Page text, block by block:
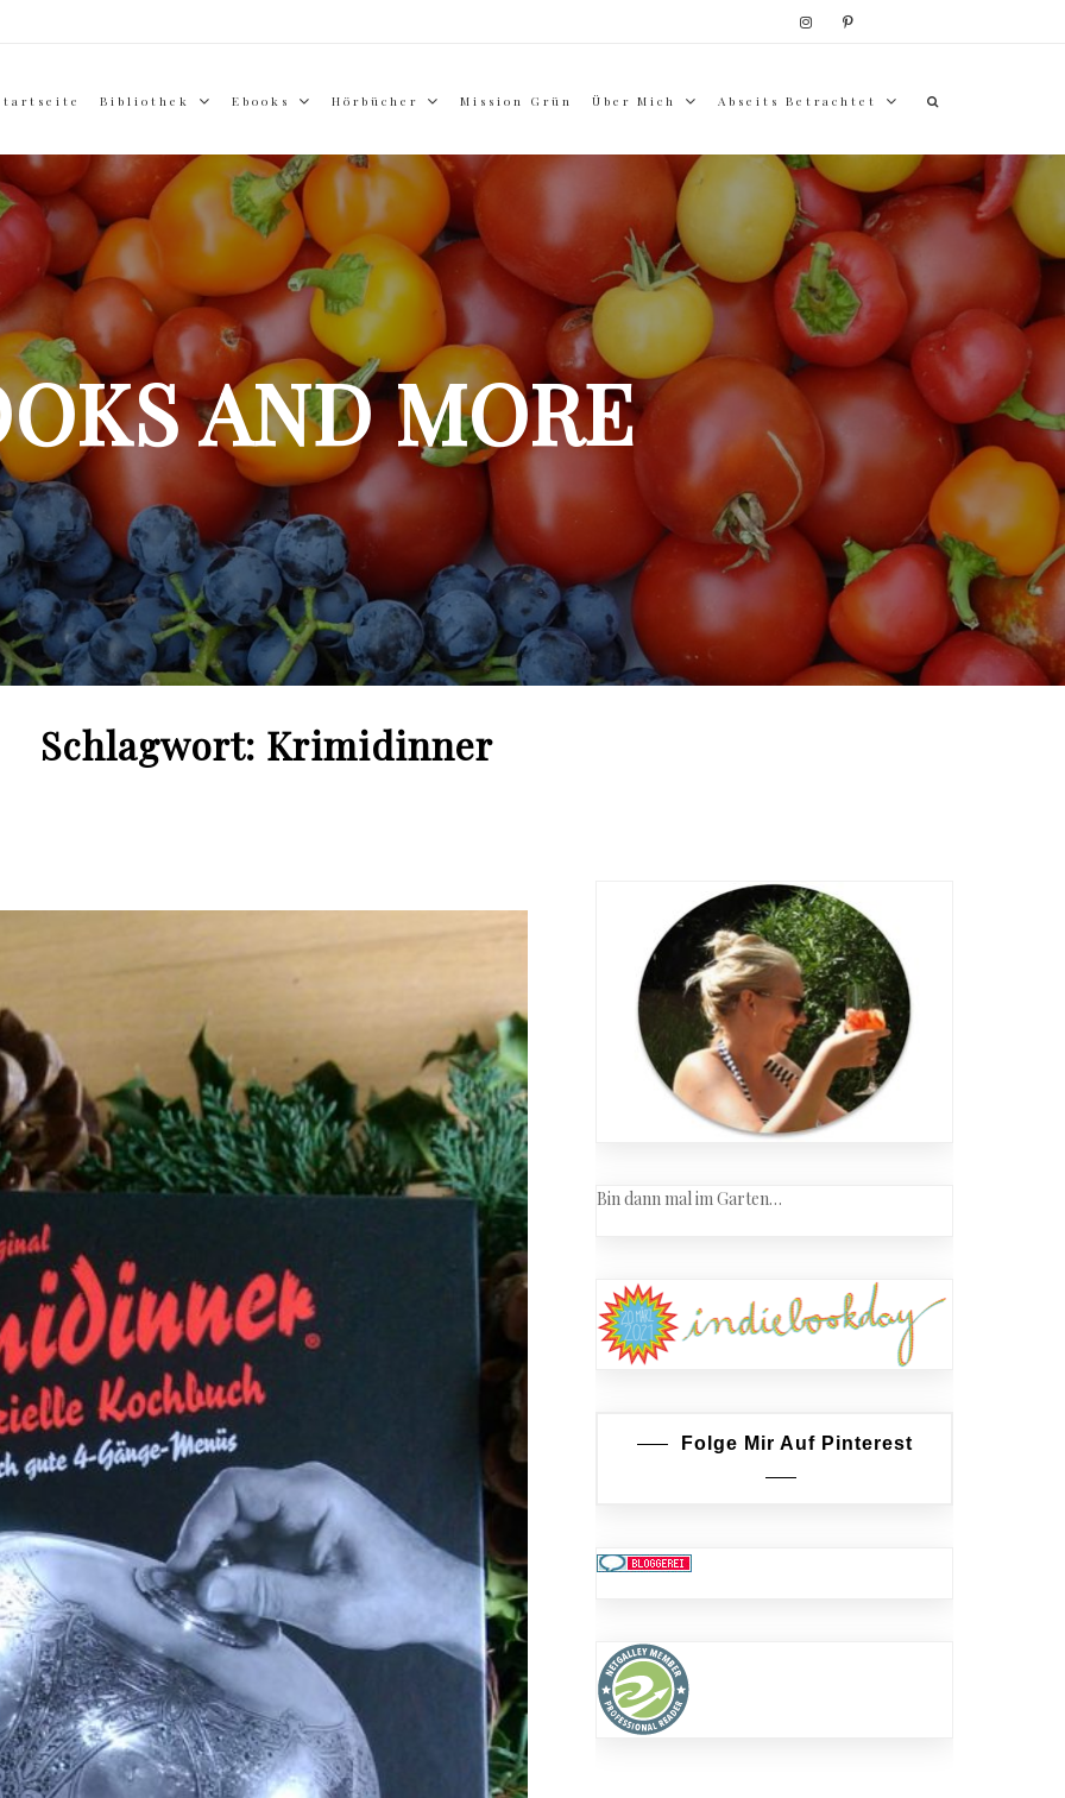
Bibliothek Ebooks Hörbücher Mission Grün Über Mich Abseits Betrachtet
AND MORE
Schlagwort: Krimidinner
Bin dann mal im Garten…
Folge Mir Auf Pinterest